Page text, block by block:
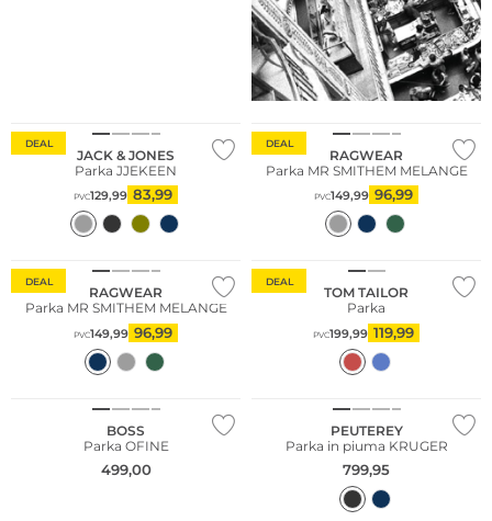
DEAL
JACK & JONES
Parka JJEKEEN
PVC129,99 83,99
DEAL
RAGWEAR
Parka MR SMITHEM MELANGE
PVC149,99 96,99
DEAL
RAGWEAR
Parka MR SMITHEM MELANGE
PVC149,99 96,99
DEAL
TOM TAILOR
Parka
PVC199,99 119,99
BOSS
Parka OFINE
499,00
PEUTEREY
Parka in piuma KRUGER
799,95